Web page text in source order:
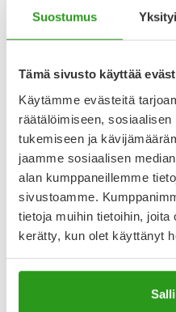
Suostumus
Tämä sivusto käyttää
Käytämme evästeitä
räätälöimiseen,
tukemiseen ja
jaamme sosiaalisen
alan kumppaneillemme
sivustoamme.
tietoja muihin tietoihin, joita
kerätty, kun olet käyttänyt
5
Koira tykkää tuotteesta.
Katso